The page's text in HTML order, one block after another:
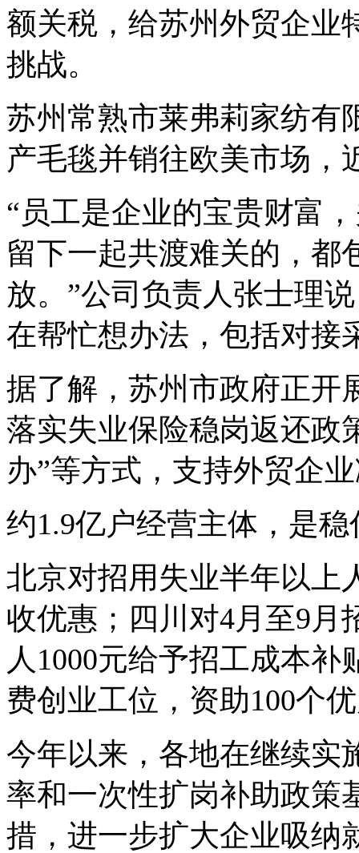
额关税，给苏州外贸企业
挑战。
苏州常熟市莱弗莉家纺有
产毛毯并销往欧美市场，
“员工是企业的宝贵财富
留下一起共渡难关的，都
放。”公司负责人张士理
在帮忙想办法，包括对接
据了解，苏州市政府正开
落实失业保险稳岗返还政
办”等方式，支持外贸企
约1.9亿户经营主体，是
北京对招用失业半年以上
收优惠；四川对4月至9月
人1000元给予招工成本
费创业工位，资助100个
今年以来，各地在继续实
率和一次性扩岗补助政策
措，进一步扩大企业吸纳